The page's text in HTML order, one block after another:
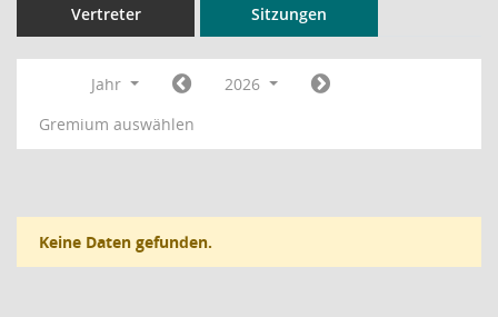
Vertreter Sitzungen
Jahr
2026
Gremium auswählen
Keine Daten gefunden.